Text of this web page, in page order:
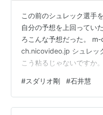
この前のシュレック選手
自分の予想を上回ってい
ろこんな予想だった。
ch.nicovideo.jp シュレッ
こう粘るじゃないですか
っくりはしました。やっ
こまで強く打たないじゃ
パンチって打たないので
#スダリオ剛 #石井慧